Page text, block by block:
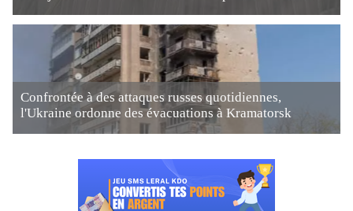
Confrontée à des attaques russes quotidiennes,
l'Ukraine ordonne des évacuations à Kramatorsk